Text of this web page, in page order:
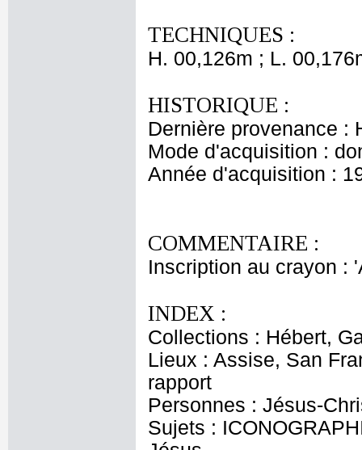
TECHNIQUES :
H. 00,126m ; L.
HISTORIQUE :
Dernière provenance :
Mode d'acquisition :
Année d'acquisition :
COMMENTAIRE :
Inscription au crayon :
INDEX :
Collections : Hébert,
Lieux : Assise, San
rapport
Personnes : Jésus-
Sujets :